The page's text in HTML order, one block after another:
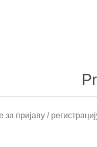
пријаву /